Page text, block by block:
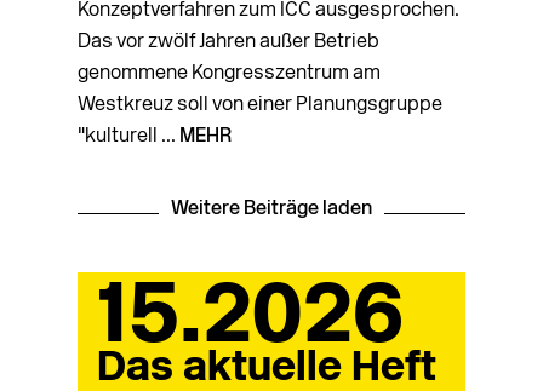
Konzeptverfahren zum ICC ausgesprochen.
Das vor zwölf Jahren außer Betrieb
genommene Kongresszentrum am
Westkreuz soll von einer Planungsgruppe
"kulturell ... MEHR
Weitere Beiträge laden
15.2026
Das aktuelle Heft